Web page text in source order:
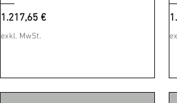
Preis
1.217,65 €
exkl. MwSt.